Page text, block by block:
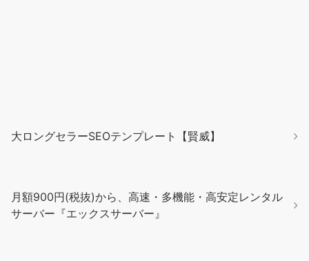
大ロングセラーSEOテンプレート【賢威】
月額900円(税抜)から、高速・多機能・高安定レンタル
サーバー『エックスサーバー』